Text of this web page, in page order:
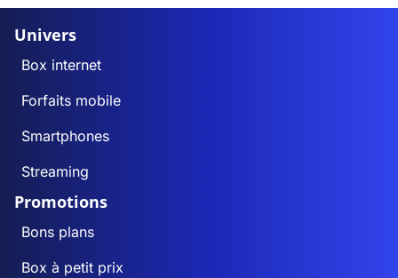
Univers
Box internet
Forfaits mobile
Smartphones
Streaming
Promotions
Bons plans
Box à petit prix